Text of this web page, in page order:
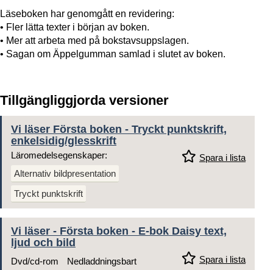
Läseboken har genomgått en revidering:
• Fler lätta texter i början av boken.
• Mer att arbeta med på bokstavsuppslagen.
• Sagan om Äppelgumman samlad i slutet av boken.
Tillgängliggjorda versioner
Vi läser Första boken - Tryckt punktskrift,
enkelsidig/glesskrift
Spara i lista
Läromedelsegenskaper:
Alternativ bildpresentation
Tryckt punktskrift
Vi läser - Första boken - E-bok Daisy text,
ljud och bild
Spara i lista
Dvd/cd-rom
Nedladdningsbart